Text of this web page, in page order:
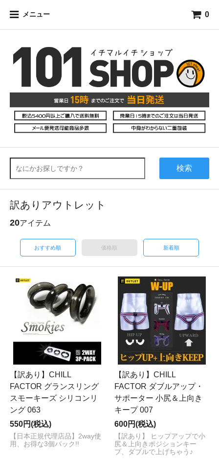
メニュー 0
検索
訳ありアウトレット
20アイテム
おすすめ順 価格順 新着順
【訳あり】CHILL
FACTOR グランスリング
スモーキーズ シリコンリ
ング 063
550円(税込)
【日本正規代理店品】2way使
用、お得な3個パック!!
【訳あり】CHILL
FACTOR ダブルアップ・
サポーター 小尻＆上向き
キープ 007
600円(税込)
【訳あり】 ヒップアップで小
尻＆上向きポジションキー
プ、ダブルで上げちゃう♪